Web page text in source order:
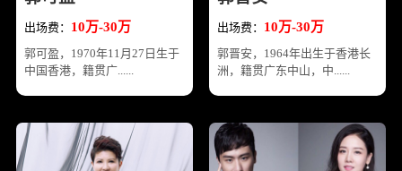
出场费： 10万-30万
郭可盈，1970年11月27日生于
中国香港，籍贯广......
出场费： 10万-30万
郭晋安，1964年出生于香港长
洲，籍贯广东中山，中......